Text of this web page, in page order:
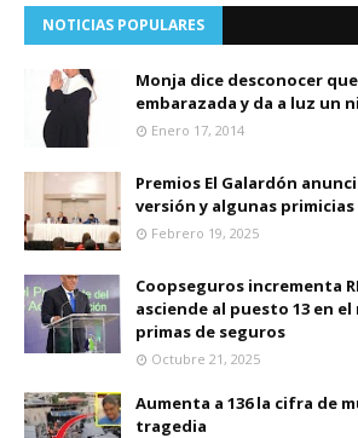
NOTICIAS POPULARES
Monja dice desconocer
embarazada y da a luz un
Enero 17, 2014
Premios El Galardón
versión y algunas primicias
Febrero 19, 2025
Coopseguros incrementa
asciende al puesto 13 en
primas de seguros
Octubre 21, 2025
Aumenta a 136 la cifra de
tragedia